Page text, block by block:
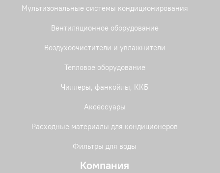
Мультизональные системы кондиционирования
Вентиляционное оборудование
Воздухоочистители и увлажнители
Тепловое оборудование
Чиллеры, фанкойлы, ККБ
Аксессуары
Расходные материалы для кондиционеров
Фильтры для воды
Компания